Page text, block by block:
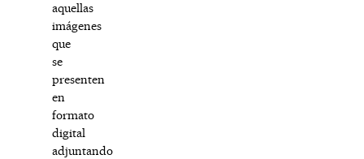
aquellas
imágenes
que
se
presenten
en
formato
digital
adjuntando